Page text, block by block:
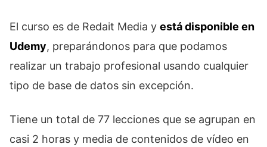
El curso es de Redait Media y está disponible en
Udemy, preparándonos para que podamos
realizar un trabajo profesional usando cualquier
tipo de base de datos sin excepción.
Tiene un total de 77 lecciones que se agrupan en
casi 2 horas y media de contenidos de vídeo en